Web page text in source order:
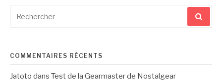
pour
COMMENTAIRES RÉCENTS
Jatoto dans Test de la Gearmaster de Nostalgear